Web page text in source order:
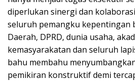
diperlukan sinergi dan
seluruh pemangku kepentingan
Daerah, DPRD, dunia usaha,
kemasyarakatan dan seluruh
bahu membahu
pemikiran konstruktif demi